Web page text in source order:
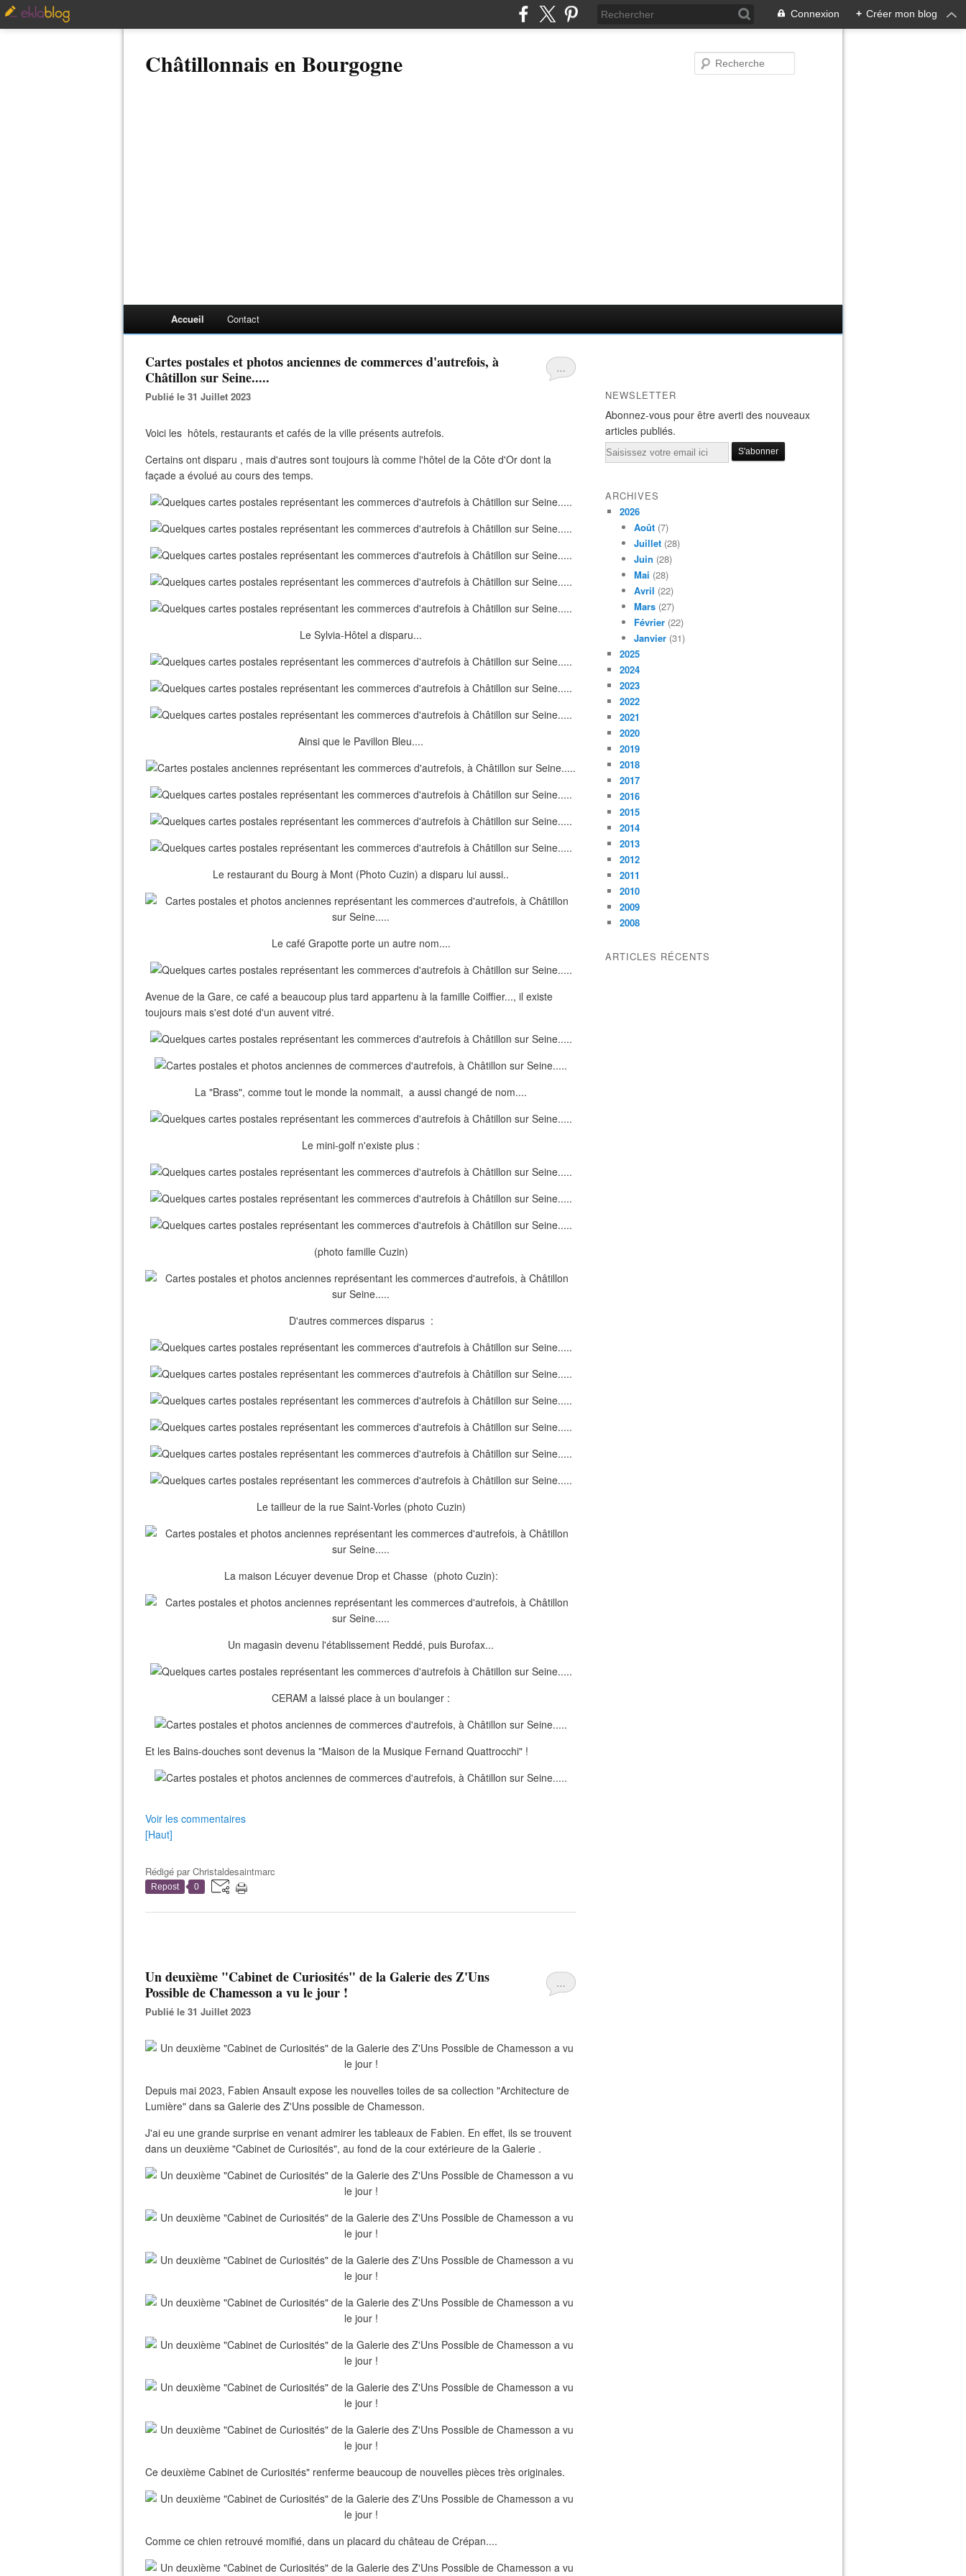
Connexion + Créer mon blog
Châtillonnais en Bourgogne
Accueil Contact
…
Cartes postales et photos anciennes de commerces d'autrefois, à
Châtillon sur Seine.....
Publié le 31 Juillet 2023
Voici les hôtels, restaurants et cafés de la ville présents autrefois.
Certains ont disparu , mais d'autres sont toujours là comme l'hôtel de la Côte d'Or dont la
façade a évolué au cours des temps.
Le Sylvia-Hôtel a disparu...
Ainsi que le Pavillon Bleu....
Le restaurant du Bourg à Mont (Photo Cuzin) a disparu lui aussi..
Le café Grapotte porte un autre nom....
Avenue de la Gare, ce café a beaucoup plus tard appartenu à la famille Coiffier..., il existe
toujours mais s'est doté d'un auvent vitré.
La "Brass", comme tout le monde la nommait, a aussi changé de nom....
Le mini-golf n'existe plus :
(photo famille Cuzin)
D'autres commerces disparus :
Le tailleur de la rue Saint-Vorles (photo Cuzin)
La maison Lécuyer devenue Drop et Chasse (photo Cuzin):
Un magasin devenu l'établissement Reddé, puis Burofax...
CERAM a laissé place à un boulanger :
Et les Bains-douches sont devenus la "Maison de la Musique Fernand Quattrocchi" !
Voir les commentaires
[Haut]
Rédigé parChristaldesaintmarc
Repost 0
…
Un deuxième "Cabinet de Curiosités" de la Galerie des Z'Uns
Possible de Chamesson a vu le jour !
Publié le 31 Juillet 2023
Depuis mai 2023, Fabien Ansault expose les nouvelles toiles de sa collection "Architecture de
Lumière" dans sa Galerie des Z'Uns possible de Chamesson.
J'ai eu une grande surprise en venant admirer les tableaux de Fabien. En effet, ils se trouvent
dans un deuxième "Cabinet de Curiosités", au fond de la cour extérieure de la Galerie .
Ce deuxième Cabinet de Curiosités" renferme beaucoup de nouvelles pièces très originales.
Comme ce chien retrouvé momifié, dans un placard du château de Crépan....
NEWSLETTER
Abonnez-vous pour être averti des nouveaux
articles publiés.
Email
ARCHIVES
2026
Août (7)
Juillet (28)
Juin (28)
Mai (28)
Avril (22)
Mars (27)
Février (22)
Janvier (31)
2025
2024
2023
2022
2021
2020
2019
2018
2017
2016
2015
2014
2013
2012
2011
2010
2009
2008
ARTICLES RÉCENTS